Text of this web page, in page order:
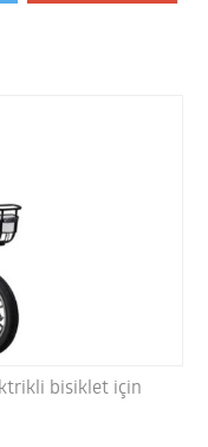
bisiklet için